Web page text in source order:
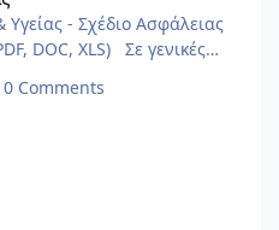
- Σχέδιο Ασφάλειας
XLS) Σε γενικές
σημαντικό φάσμα έργων.
0 Comments